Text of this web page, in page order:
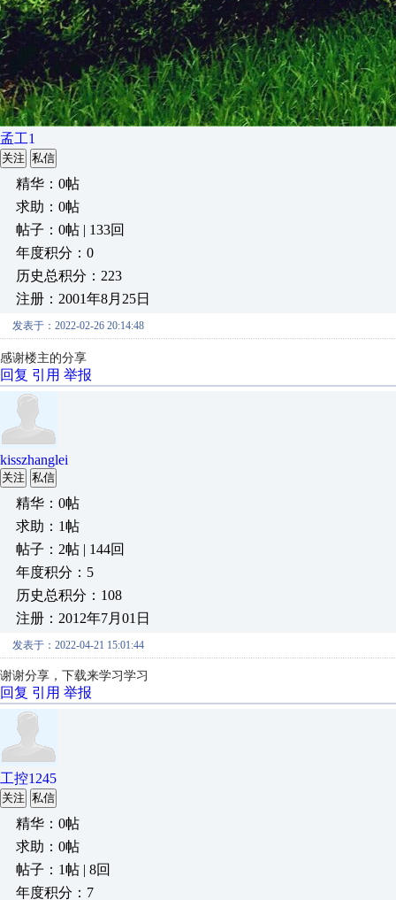
孟工1
关注 私信
精华：0帖
求助：0帖
帖子：0帖 | 133回
年度积分：0
历史总积分：223
注册：2001年8月25日
发表于：2022-02-26 20:14:48
感谢楼主的分享
回复 引用 举报
kisszhanglei
关注 私信
精华：0帖
求助：1帖
帖子：2帖 | 144回
年度积分：5
历史总积分：108
注册：2012年7月01日
发表于：2022-04-21 15:01:44
谢谢分享，下载来学习学习
回复 引用 举报
工控1245
关注 私信
精华：0帖
求助：0帖
帖子：1帖 | 8回
年度积分：7